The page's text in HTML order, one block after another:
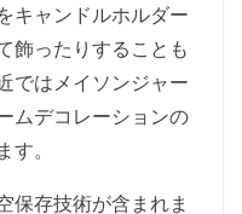
キャンドルホルダー
飾ったりすることも
ではメイソンジャー
ムデコレーションの
。
保存技術が含まれま